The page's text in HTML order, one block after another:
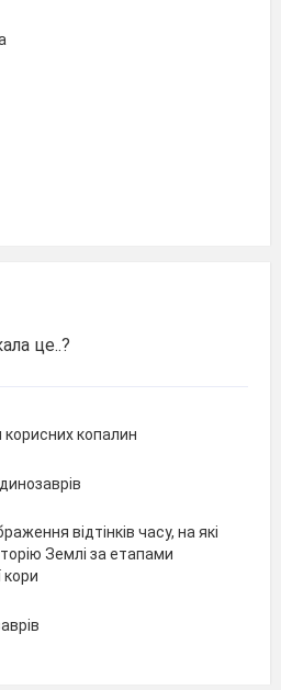
це..?
корисних копалин
відтінків часу, на які
Землі за етапами